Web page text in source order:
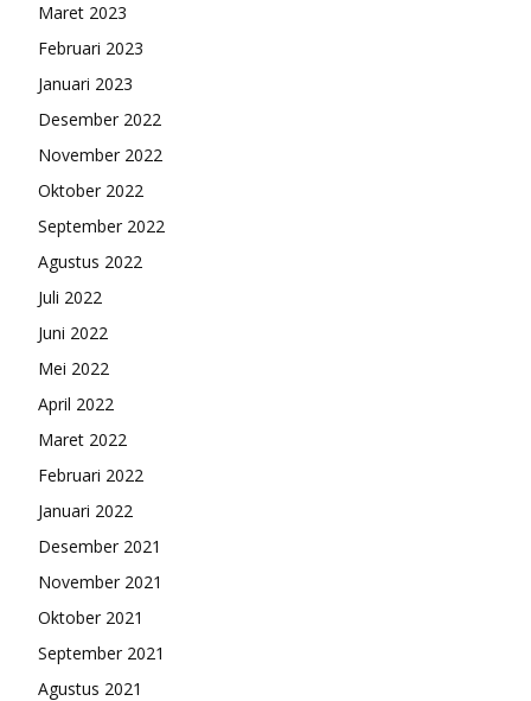
Maret 2023
Februari 2023
Januari 2023
Desember 2022
November 2022
Oktober 2022
September 2022
Agustus 2022
Juli 2022
Juni 2022
Mei 2022
April 2022
Maret 2022
Februari 2022
Januari 2022
Desember 2021
November 2021
Oktober 2021
September 2021
Agustus 2021